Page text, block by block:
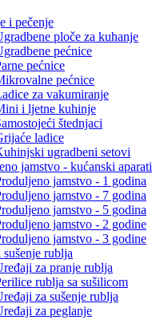
i pečenje
ploče za kuhanje
pećnice
pećnice
pećnice
za vakumiranje
i ljetne kuhinje
štednjaci
ladice
ugradbeni setovi
jamstvo - kućanski aparati
jamstvo - 1 godina
jamstvo - 7 godina
jamstvo - 5 godina
jamstvo - 2 godine
jamstvo - 3 godine
sušenje rublja
za pranje rublja
rublja sa sušilicom
za sušenje rublja
za peglanje